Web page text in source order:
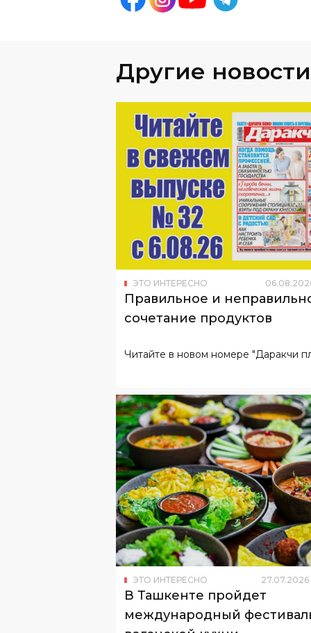
Другие новости
ЭТО ИНТЕРЕСНО 06.08.
Правильное и
сочетание продуктов
Читайте в новом номере "Даракчи
ЭТО ИНТЕРЕСНО 27.07.2026
В Ташкенте пройдет
международный
веганской кухни
Фестиваль организован совместно с
Посольством Индии в Узбекистане.